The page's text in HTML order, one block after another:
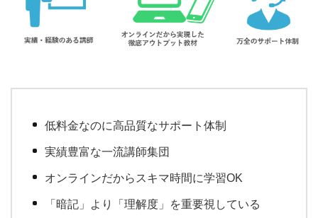
低料金なのに高品質なサポート体制
実績豊富な一流講師集団
オンラインだからスキマ時間に学習OK
「暗記」より「理解度」を重要視している